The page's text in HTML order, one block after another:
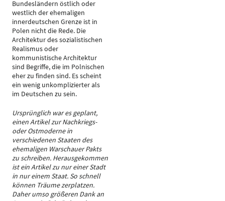
Bundesländern östlich oder
westlich der ehemaligen
innerdeutschen Grenze ist in
Polen nicht die Rede. Die
Architektur des sozialistischen
Realismus oder
kommunistische Architektur
sind Begriffe, die im Polnischen
eher zu finden sind. Es scheint
ein wenig unkomplizierter als
im Deutschen zu sein.
Ursprünglich war es geplant,
einen Artikel zur Nachkriegs-
oder Ostmoderne in
verschiedenen Staaten des
ehemaligen Warschauer Pakts
zu schreiben. Herausgekommen
ist ein Artikel zu nur einer Stadt
in nur einem Staat. So schnell
können Träume zerplatzen.
Daher umso größeren Dank an